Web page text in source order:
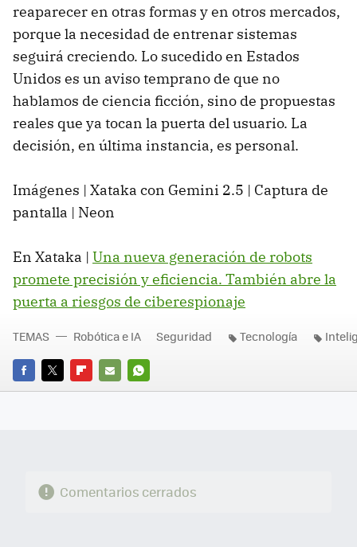
reaparecer en otras formas y en otros mercados,
porque la necesidad de entrenar sistemas
seguirá creciendo. Lo sucedido en Estados
Unidos es un aviso temprano de que no
hablamos de ciencia ficción, sino de propuestas
reales que ya tocan la puerta del usuario. La
decisión, en última instancia, es personal.
Imágenes | Xataka con Gemini 2.5 | Captura de
pantalla | Neon
En Xataka | Una nueva generación de robots
promete precisión y eficiencia. También abre la
puerta a riesgos de ciberespionaje
FACEBOOK
TWITTERFLIPBOARD
E-
WHATSAPP
TEMAS Robótica e IA Seguridad Tecnología
Comentarios cerrados